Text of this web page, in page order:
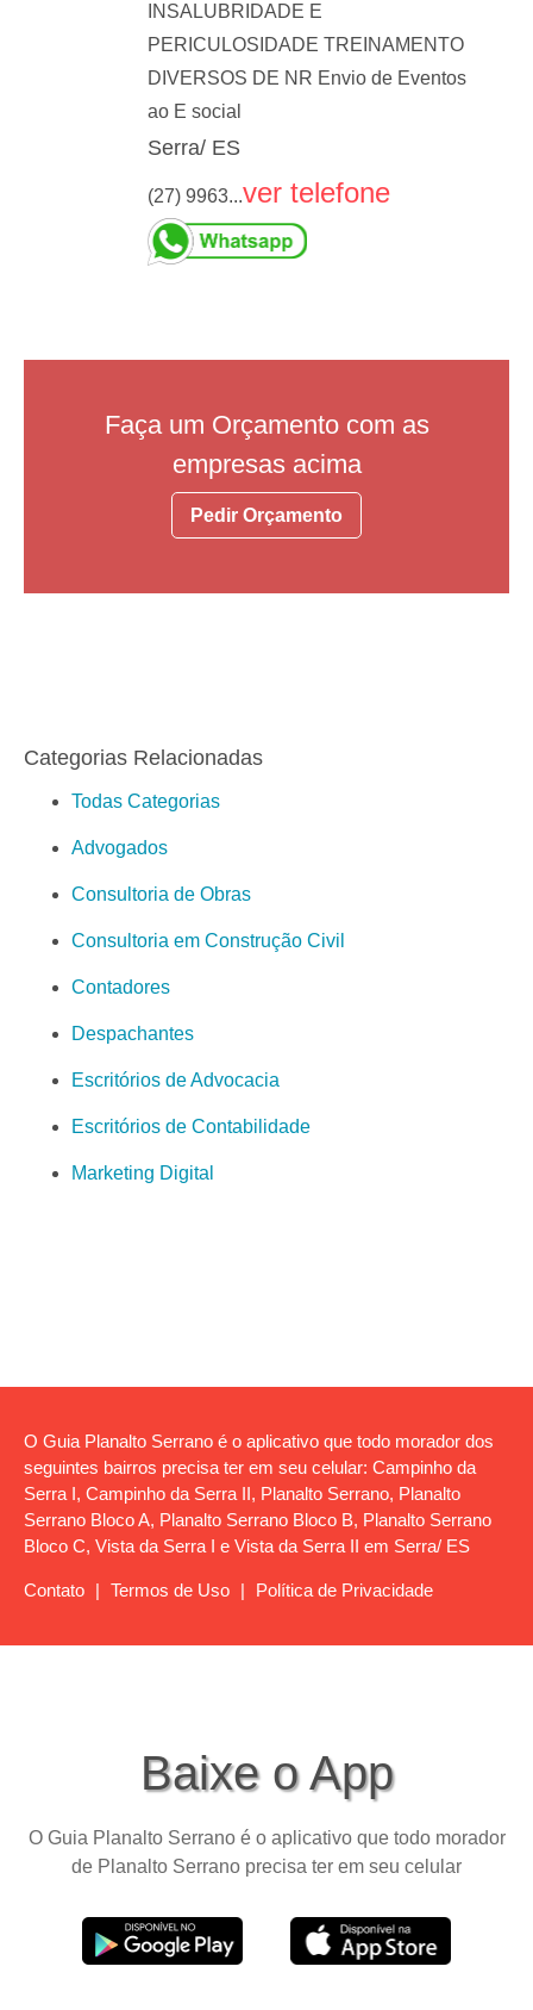
INSALUBRIDADE E
PERICULOSIDADE TREINAMENTO
DIVERSOS DE NR Envio de Eventos
ao E social
Serra/ ES
(27) 9963...ver telefone
Faça um Orçamento com as
empresas acima
Pedir Orçamento
Categorias Relacionadas
Todas Categorias
Advogados
Consultoria de Obras
Consultoria em Construção Civil
Contadores
Despachantes
Escritórios de Advocacia
Escritórios de Contabilidade
Marketing Digital
O Guia Planalto Serrano é o aplicativo que todo morador dos
seguintes bairros precisa ter em seu celular: Campinho da
Serra I, Campinho da Serra II, Planalto Serrano, Planalto
Serrano Bloco A, Planalto Serrano Bloco B, Planalto Serrano
Bloco C, Vista da Serra I e Vista da Serra II em Serra/ ES
Contato | Termos de Uso | Política de Privacidade
Baixe o App
O Guia Planalto Serrano é o aplicativo que todo morador
de Planalto Serrano precisa ter em seu celular